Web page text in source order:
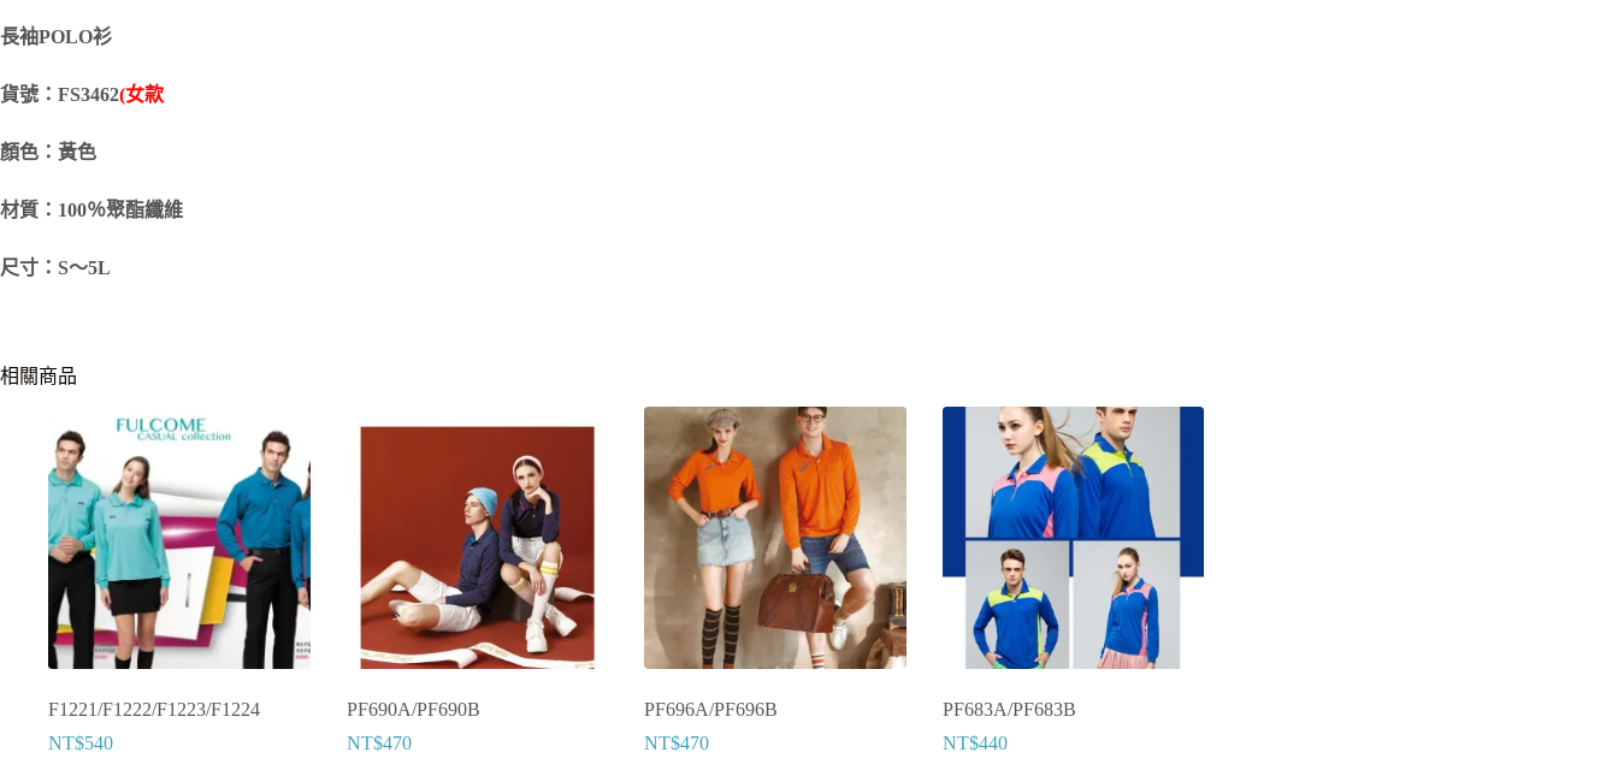
長袖POLO衫
貨號：FS3462(女款
顏色：黃色
材質：100％聚酯纖維
尺寸：S～5L
相關商品
F1221/F1222/F1223/F1224
NT$540
PF690A/PF690B
NT$470
PF696A/PF696B
NT$470
PF683A/PF683B
NT$440